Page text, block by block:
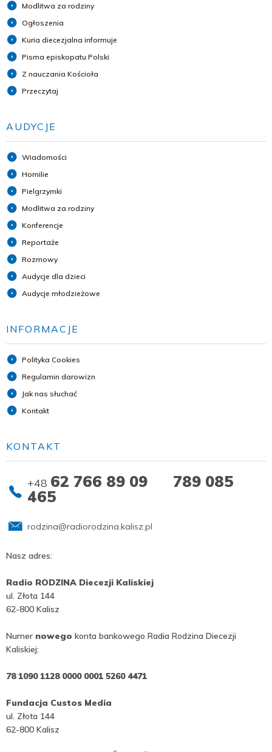
Modlitwa za rodziny
Ogłoszenia
Kuria diecezjalna informuje
Pisma episkopatu Polski
Z nauczania Kościoła
Przeczytaj
AUDYCJE
Wiadomości
Homilie
Pielgrzymki
Modlitwa za rodziny
Konferencje
Reportaże
Rozmowy
Audycje dla dzieci
Audycje młodzieżowe
INFORMACJE
Polityka Cookies
Regulamin darowizn
Jak nas słuchać
Kontakt
KONTAKT
+48 62 766 89 09 789 085
465
rodzina@radiorodzina.kalisz.pl
Nasz adres:
Radio RODZINA Diecezji Kaliskiej
ul. Złota 144
62-800 Kalisz
Numer nowego konta bankowego Radia Rodzina Diecezji
Kaliskiej:
78 1090 1128 0000 0001 5260 4471
Fundacja Custos Media
ul. Złota 144
62-800 Kalisz